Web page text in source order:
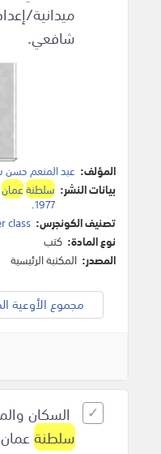
ميدانية/
شافعي.
المؤلف: عبد المنعم
بيانات النشر: سلطنةعمان
1977
.
تصنيف الكونجرس: class
نوع المادة: كتب
المصدر: المكتبة الرئيسية
مجموع الأوعية
السكان
سلطنة